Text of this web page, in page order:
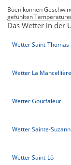
Böen können
gefühlten
Das Wetter in der
Wetter Saint-
Wetter La
Wetter Gourfaleur
Wetter Sainte-
Wetter Saint-Lô